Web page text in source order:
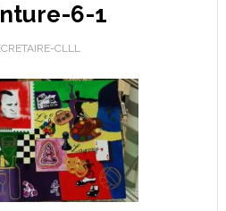
6-1
CLLL